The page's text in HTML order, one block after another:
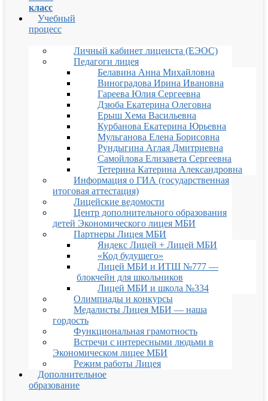
класс
Учебный
процесс
Личный кабинет лицеиста (ЕЭОС)
Педагоги лицея
Белавина Анна Михайловна
Виноградова Ирина Ивановна
Гареева Юлия Сергеевна
Дзюба Екатерина Олеговна
Ерыш Хема Васильевна
Курбанова Екатерина Юрьевна
Мульганова Елена Борисовна
Рундыгина Аглая Дмитриевна
Самойлова Елизавета Сергеевна
Тетерина Катерина Александровна
Информация о ГИА (государственная
итоговая аттестация)
Лицейские ведомости
Центр дополнительного образования
детей Экономического лицея МБИ
Партнеры Лицея МБИ
Яндекс Лицей + Лицей МБИ
«Код будущего»
Лицей МБИ и ИТШ №777 —
блокчейн для школьников
Лицей МБИ и школа №334
Олимпиады и конкурсы
Медалисты Лицея МБИ — наша
гордость
Функциональная грамотность
Встречи с интересными людьми в
Экономическом лицее МБИ
Режим работы Лицея
Дополнительное
образование